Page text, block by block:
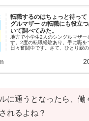
転職するのはちょっと待って
グルマザー の転職にも役立
いて調べてみた。
地方で小学生2人のシングルマザー
す。2度の転職経験あり。手に職を
日々奮闘中です。さて、ひとり親の
うか？令和3年度に限りの要件も
に通うとなったら、働
れるよね？